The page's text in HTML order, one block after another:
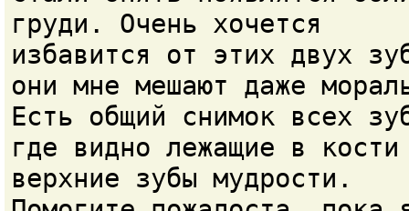
груди. Очень хочется
избавится от этих двух
они мне мешают даже
Есть общий снимок всех
где видно лежащие в кости
верхние зубы мудрости.